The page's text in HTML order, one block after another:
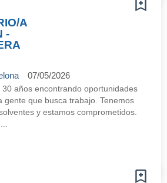
A
-
07/05/2026
30 años encontrando oportunidades
gente que busca trabajo. Tenemos
y estamos comprometidos.